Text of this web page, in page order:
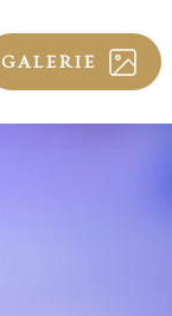
GALERIE